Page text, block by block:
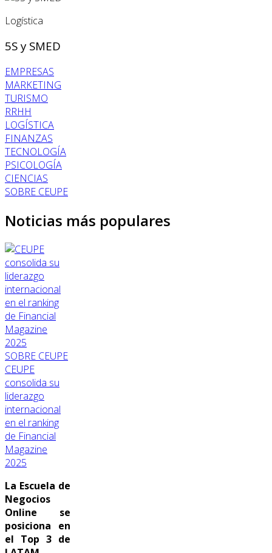
Logística
5S y SMED
EMPRESAS
MARKETING
TURISMO
RRHH
LOGÍSTICA
FINANZAS
TECNOLOGÍA
PSICOLOGÍA
CIENCIAS
SOBRE CEUPE
Noticias más populares
SOBRE CEUPE
CEUPE
consolida su
liderazgo
internacional
en el ranking
de Financial
Magazine
2025
La Escuela de
Negocios
Online se
posiciona en
el Top 3 de